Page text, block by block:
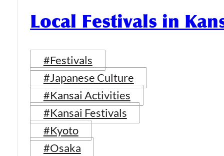
Local Festivals in
#Festivals
#Japanese Culture
#Kansai Activities
#Kansai Festivals
#Kyoto
#Osaka